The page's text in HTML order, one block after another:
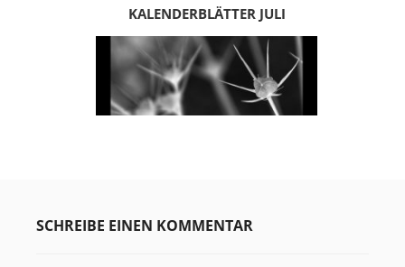
KALENDERBLÄTTER JULI
SCHREIBE EINEN KOMMENTAR